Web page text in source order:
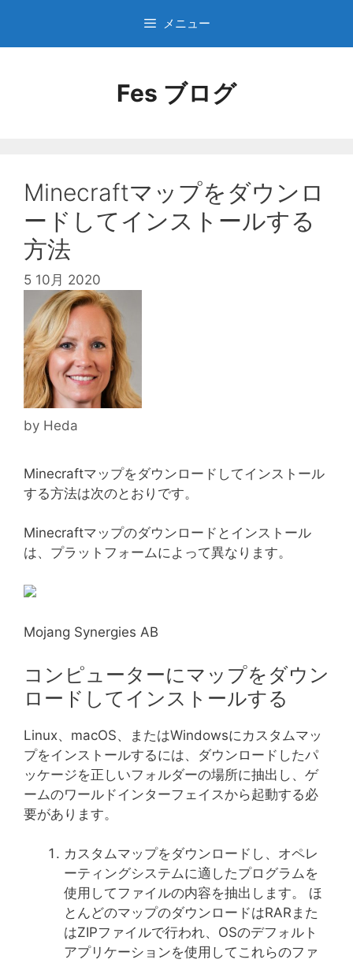
テ
メニュー
Fes ブログ
Minecraftマップをダウンロ
ードしてインストールする
方法
5 10月 2020
by Heda
Minecraftマップをダウンロードしてインストール
する方法は次のとおりです。
Minecraftマップのダウンロードとインストール
は、プラットフォームによって異なります。
Mojang Synergies AB
コンピューターにマップをダウン
ロードしてインストールする
Linux、macOS、またはWindowsにカスタムマッ
プをインストールするには、ダウンロードしたパ
ッケージを正しいフォルダーの場所に抽出し、ゲ
ームのワールドインターフェイスから起動する必
要があります。
カスタムマップをダウンロードし、オペレ
ーティングシステムに適したプログラムを
使用してファイルの内容を抽出します。 ほ
とんどのマップのダウンロードはRARまた
はZIPファイルで行われ、OSのデフォルト
アプリケーションを使用してこれらのファ